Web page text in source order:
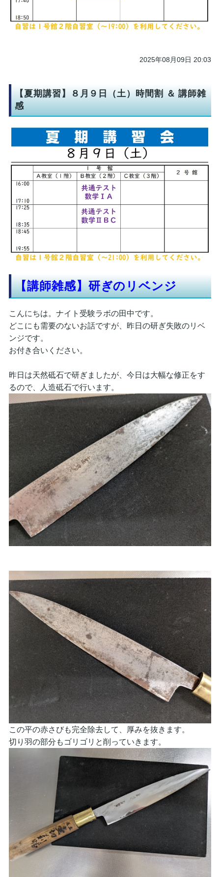
2025年08月09日 20:03
【夏期講習】８月９日（土）時間割 ＆ 講師雑
感
【講師雑感】研ぎのリベンジ
こんにちは。ナイト受験ラボの田中です。
どこにも需要のないお話ですが、昨日の研ぎ失敗のリベ
ンジです。
お付き合いください。
昨日は天然砥石で研ぎましたが、今日は大幅な修正をす
るので、人造砥石で行います。
この平の赤さびも完全除去して、厚みを抜きます。
切り羽の部分もゴリゴリと削っていきます。